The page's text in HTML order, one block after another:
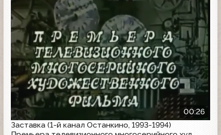
00:26
Заставка (1-й канал Останкино, 1993-1994)